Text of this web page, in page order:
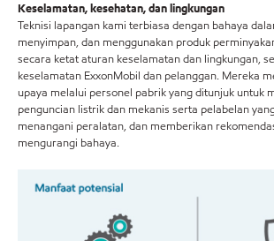
Keselamatan, kesehatan, dan lingkungan
Teknisi lapangan kami terbiasa dengan bahaya
menyimpan, dan menggunakan produk
secara ketat aturan keselamatan dan lingkungan,
keselamatan ExxonMobil dan pelanggan. Mereka
upaya melalui personel pabrik yang ditunjuk untuk
penguncian listrik dan mekanis serta pelabelan
menangani peralatan, dan memberikan
mengurangi bahaya.